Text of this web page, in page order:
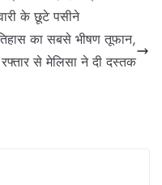
के छूटे पसीने
का सबसे भीषण तूफान,
से मेलिसा ने दी दस्तक